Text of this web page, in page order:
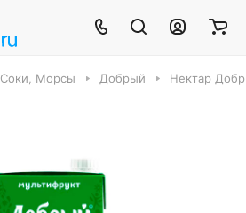
Соки, Морсы Добрый Нектар